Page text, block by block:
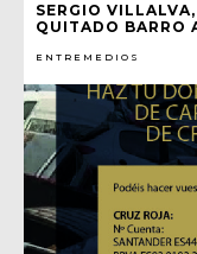
SERGIO
QUITADO BARRO
ENTREMEDIOS